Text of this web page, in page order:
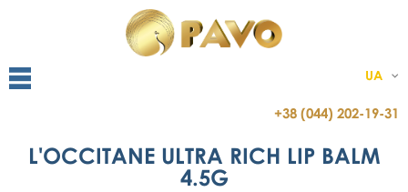
UA
+38 (044) 202-19-31
L'OCCITANE ULTRA RICH LIP BALM
4.5G